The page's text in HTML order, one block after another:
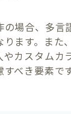
場合、多言
ます。また
カスタムカ
べき要素です